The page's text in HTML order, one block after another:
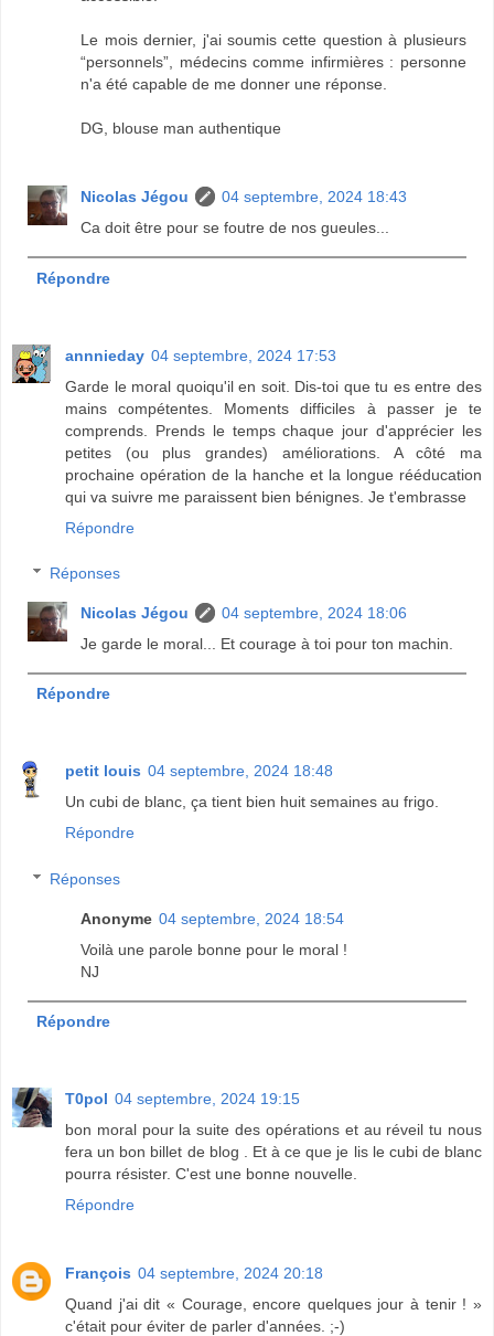
Le mois dernier, j'ai soumis cette question à plusieurs
“personnels”, médecins comme infirmières : personne
n'a été capable de me donner une réponse.
DG, blouse man authentique
Nicolas Jégou
04 septembre, 2024 18:43
Ca doit être pour se foutre de nos gueules...
Répondre
annnieday 04 septembre, 2024 17:53
Garde le moral quoiqu'il en soit. Dis-toi que tu es entre des
mains compétentes. Moments difficiles à passer je te
comprends. Prends le temps chaque jour d'apprécier les
petites (ou plus grandes) améliorations. A côté ma
prochaine opération de la hanche et la longue rééducation
qui va suivre me paraissent bien bénignes. Je t'embrasse
Répondre
Réponses
Nicolas Jégou
04 septembre, 2024 18:06
Je garde le moral... Et courage à toi pour ton machin.
Répondre
petit louis 04 septembre, 2024 18:48
Un cubi de blanc, ça tient bien huit semaines au frigo.
Répondre
Réponses
Anonyme 04 septembre, 2024 18:54
Voilà une parole bonne pour le moral !
NJ
Répondre
T0pol 04 septembre, 2024 19:15
bon moral pour la suite des opérations et au réveil tu nous
fera un bon billet de blog . Et à ce que je lis le cubi de blanc
pourra résister. C'est une bonne nouvelle.
Répondre
François 04 septembre, 2024 20:18
Quand j'ai dit « Courage, encore quelques jour à tenir ! »
c'était pour éviter de parler d'années. ;-)